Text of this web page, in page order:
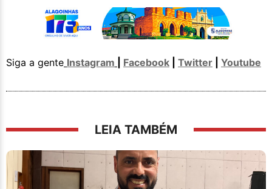
Siga a gente Instagram Facebook Twitter Youtube
LEIA TAMBÉM